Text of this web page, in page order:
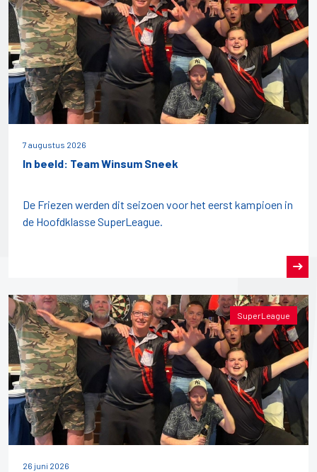
7 augustus 2026
In beeld: Team Winsum Sneek
De Friezen werden dit seizoen voor het eerst kampioen in
de Hoofdklasse SuperLeague.
SuperLeague
26 juni 2026